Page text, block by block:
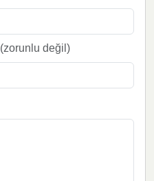
(zorunlu değil)